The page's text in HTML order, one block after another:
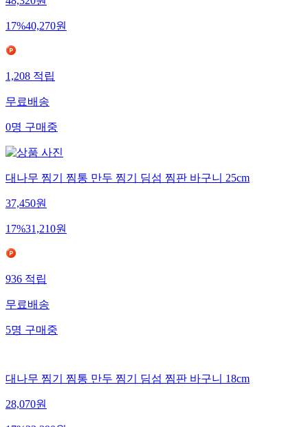
17%40,270원
1,208 적립
무료배송
0명 구매중
대나무 찜기 찜통 만두 찜기 딤섬 찜판 바구니 25cm
37,450원
17%31,210원
936 적립
무료배송
5명 구매중
대나무 찜기 찜통 만두 찜기 딤섬 찜판 바구니 18cm
28,070원